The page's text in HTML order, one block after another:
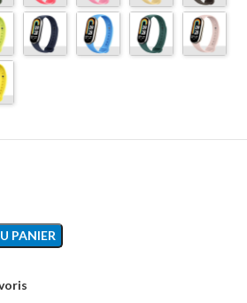
PANIER